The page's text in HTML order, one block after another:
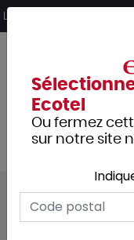
Livraison offerte dès
Tous les produits
Verrerie
Ecotel
Ou fermez
sur notre site
Panneau de gestion